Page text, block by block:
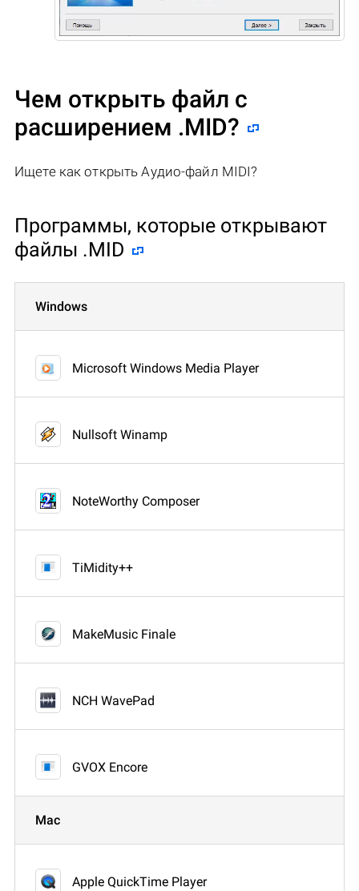
Чем открыть файл с
расширением .MID?
Ищете как открыть Аудио-файл MIDI?
Программы, которые открывают
файлы .MID
Windows
Microsoft Windows Media Player
Nullsoft Winamp
NoteWorthy Composer
TiMidity++
MakeMusic Finale
NCH WavePad
GVOX Encore
Mac
Apple QuickTime Player